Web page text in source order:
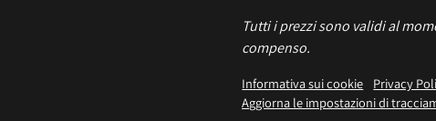
Tutti i prezzi sono validi al
compenso.
Informativa sui cookie Privacy
Aggiorna le impostazioni di